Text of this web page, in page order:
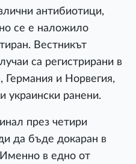
антибиотици,
се е наложило
Вестникът
са регистрирани в
и Норвегия,
украински ранени.
през четири
да бъде докаран в
в едно от